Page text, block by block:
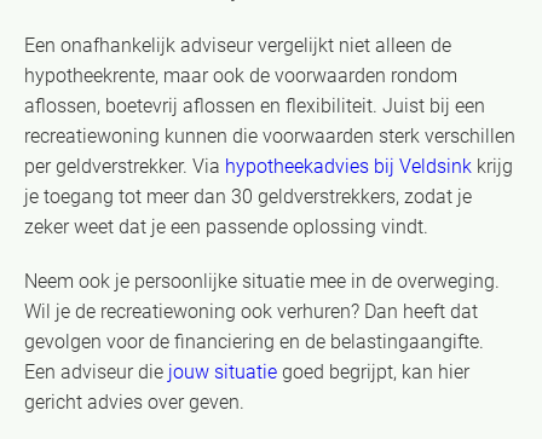
Een onafhankelijk adviseur vergelijkt niet alleen de
hypotheekrente, maar ook de voorwaarden rondom
aflossen, boetevrij aflossen en flexibiliteit. Juist bij een
recreatiewoning kunnen die voorwaarden sterk verschillen
per geldverstrekker. Via hypotheekadvies bij Veldsink krijg
je toegang tot meer dan 30 geldverstrekkers, zodat je
zeker weet dat je een passende oplossing vindt.
Neem ook je persoonlijke situatie mee in de overweging.
Wil je de recreatiewoning ook verhuren? Dan heeft dat
gevolgen voor de financiering en de belastingaangifte.
Een adviseur die jouw situatie goed begrijpt, kan hier
gericht advies over geven.